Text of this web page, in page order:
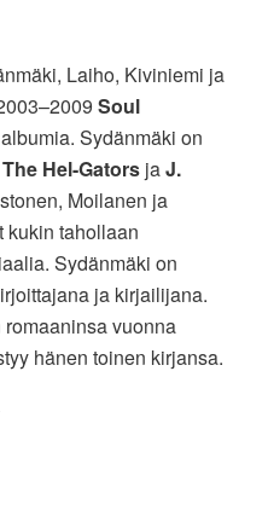
Laiho, Kiviniemi ja
Soul
Sydänmäki on
The Hel-Gators jaJ.
Moilanen ja
kukin tahollaan
Sydänmäki on
ja kirjailijana.
vuonna
hänen toinen kirjansa.